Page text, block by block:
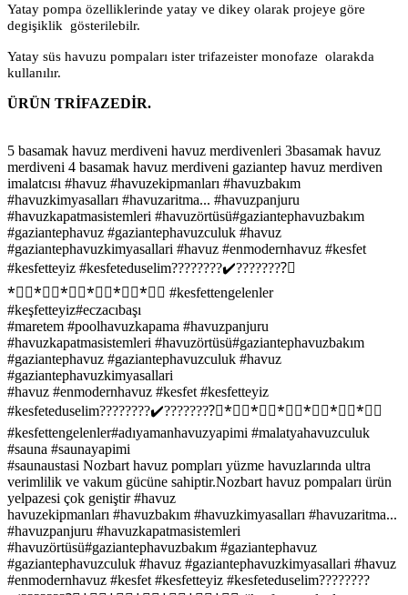
Yatay pompa özelliklerinde yatay ve dikey olarak projeye göre
degişiklik gösterilebilr.
Yatay süs havuzu pompaları ister trifazeister monofaze olarakda
kullanılır.
ÜRÜN TRİFAZEDİR.
5 basamak havuz merdiveni havuz merdivenleri 3basamak havuz
merdiveni 4 basamak havuz merdiveni gaziantep havuz merdiven
imalatcısı #havuz #havuzekipmanları #havuzbakım
#havuzkimyasalları #havuzaritma... #havuzpanjuru
#havuzkapatmasistemleri #havuzörtüsü#gaziantephavuzbakım
#gaziantephavuz #gaziantephavuzculuk #havuz
#gaziantephavuzkimyasallari #havuz #enmodernhavuz #kesfet
#kesfetteyiz #kesfeteduselim????????✔️????????⃣
*⃣⃣*⃣⃣*⃣⃣*⃣⃣*⃣⃣*⃣⃣ #kesfettengelenler
#keşfetteyiz#eczacıbaşı
#maretem #poolhavuzkapama #havuzpanjuru
#havuzkapatmasistemleri #havuzörtüsü#gaziantephavuzbakım
#gaziantephavuz #gaziantephavuzculuk #havuz
#gaziantephavuzkimyasallari
#havuz #enmodernhavuz #kesfet #kesfetteyiz
#kesfeteduselim????????✔️????????⃣*⃣⃣*⃣⃣*⃣⃣*⃣⃣*⃣⃣*⃣⃣
#kesfettengelenler#adıyamanhavuzyapimi #malatyahavuzculuk
#sauna #saunayapimi
#saunaustasi Nozbart havuz pompları yüzme havuzlarında ultra
verimlilik ve vakum gücüne sahiptir.Nozbart havuz pompaları ürün
yelpazesi çok geniştir #havuz
havuzekipmanları #havuzbakım #havuzkimyasalları #havuzaritma...
#havuzpanjuru #havuzkapatmasistemleri
#havuzörtüsü#gaziantephavuzbakım #gaziantephavuz
#gaziantephavuzculuk #havuz #gaziantephavuzkimyasallari #havuz
#enmodernhavuz #kesfet #kesfetteyiz #kesfeteduselim????????